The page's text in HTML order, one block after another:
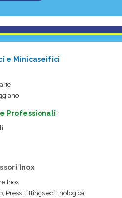
e Minicaseifici
Professionali
Inox
Inox
Press Fittings ed Enologica